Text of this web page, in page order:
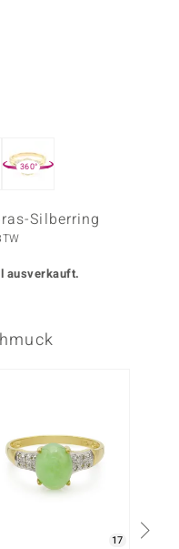
360°
Silberring
ausverkauft.
17